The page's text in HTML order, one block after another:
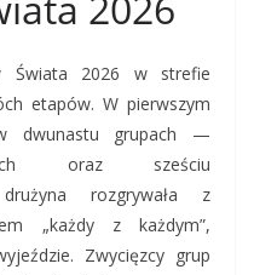
Świata 2026 w strefie
etapów. W pierwszym
dwunastu grupach —
oraz sześciu
drużyna rozgrywała z
„każdy z każdym”,
Zwycięzcy grup